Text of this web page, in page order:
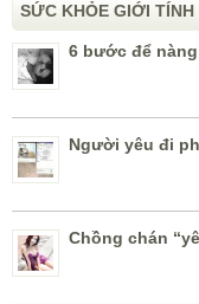
SỨC KHỎE GIỚI TÍNH
6 bước để
Người yêu đi
Chồng chán